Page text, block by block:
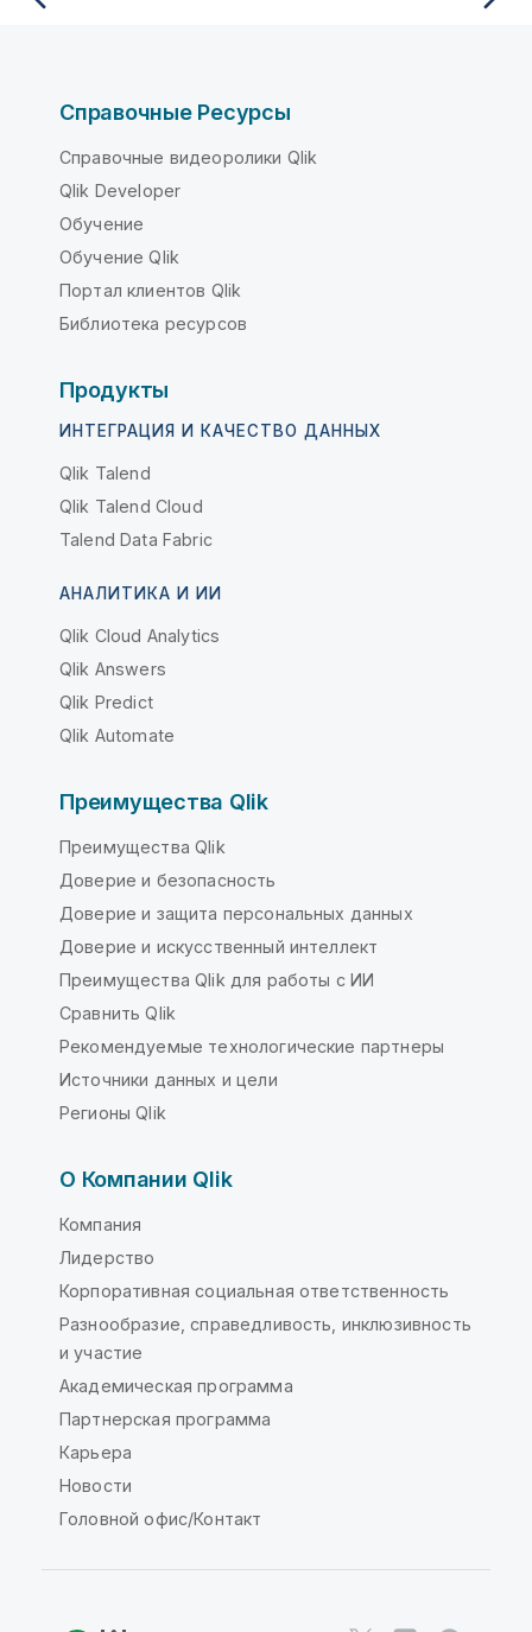
Справочные Ресурсы
Справочные видеоролики Qlik
Qlik Developer
Обучение
Обучение Qlik
Портал клиентов Qlik
Библиотека ресурсов
Продукты
ИНТЕГРАЦИЯ И КАЧЕСТВО ДАННЫХ
Qlik Talend
Qlik Talend Cloud
Talend Data Fabric
АНАЛИТИКА И ИИ
Qlik Cloud Analytics
Qlik Answers
Qlik Predict
Qlik Automate
Преимущества Qlik
Преимущества Qlik
Доверие и безопасность
Доверие и защита персональных данных
Доверие и искусственный интеллект
Преимущества Qlik для работы с ИИ
Сравнить Qlik
Рекомендуемые технологические партнеры
Источники данных и цели
Регионы Qlik
О Компании Qlik
Компания
Лидерство
Корпоративная социальная ответственность
Разнообразие, справедливость, инклюзивность
и участие
Академическая программа
Партнерская программа
Карьера
Новости
Головной офис/Контакт